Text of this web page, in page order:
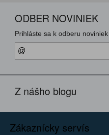
ODBER NOVINIEK
Prihláste sa k odberu noviniek
Z nášho blogu
Zákaznícky servís